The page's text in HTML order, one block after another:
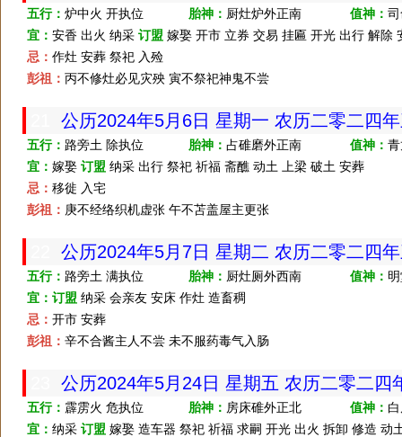
五行： 炉中火 开执位 胎神： 厨灶炉外正南 值神：
宜： 安香 出火 纳采 订盟 嫁娶 开市 立券 交易 挂匾 开光 出行 解除
忌： 作灶 安葬 祭祀 入殓
彭祖： 丙不修灶必见灾殃 寅不祭祀神鬼不尝
公历2024年5月6日 星期一 农历二零二四
五行： 路旁土 除执位 胎神： 占碓磨外正南 值神：
宜： 嫁娶 订盟 纳采 出行 祭祀 祈福 斋醮 动土 上梁 破土 安葬
忌： 移徙 入宅
彭祖： 庚不经络织机虚张 午不苫盖屋主更张
公历2024年5月7日 星期二 农历二零二四
五行： 路旁土 满执位 胎神： 厨灶厕外西南 值神：
宜： 订盟 纳采 会亲友 安床 作灶 造畜稠
忌： 开市 安葬
彭祖： 辛不合酱主人不尝 未不服药毒气入肠
公历2024年5月24日 星期五 农历二零二
五行： 霹雳火 危执位 胎神： 房床碓外正北 值神：
宜： 纳采 订盟 嫁娶 造车器 祭祀 祈福 求嗣 开光 出火 拆卸 修造